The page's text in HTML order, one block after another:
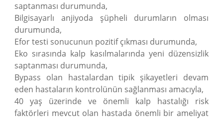
saptanması durumunda,
Bilgisayarlı anjiyoda şüpheli durumların olması
durumunda,
Efor testi sonucunun pozitif çıkması durumunda,
Eko sırasında kalp kasılmalarında yeni düzensizlik
saptanması durumunda,
Bypass olan hastalardan tipik şikayetleri devam
eden hastaların kontrolünün sağlanması amacıyla,
40 yaş üzerinde ve önemli kalp hastalığı risk
faktörleri mevcut olan hastada önemli bir ameliyat